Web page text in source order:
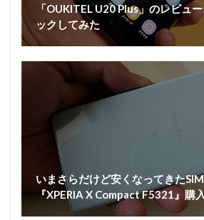
「OUKITEL U20 Plus」のレビュ
ックしてみた
いまさらだけど安くなってきた
『XPERIA X Compact F5321』購